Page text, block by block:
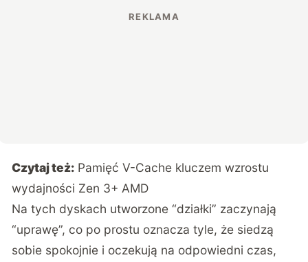
Czytaj też: Pamięć V-Cache kluczem wzrostu
wydajności Zen 3+ AMD
Na tych dyskach utworzone “działki” zaczynają
“uprawę”, co po prostu oznacza tyle, że siedzą
sobie spokojnie i oczekują na odpowiedni czas,